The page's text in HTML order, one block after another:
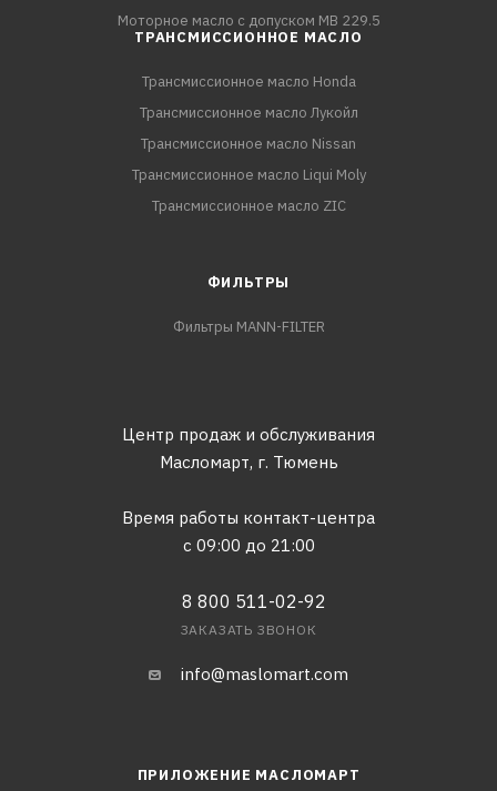
Моторное масло с допуском MB 229.5
ТРАНСМИССИОННОЕ МАСЛО
Трансмиссионное масло Honda
Трансмиссионное масло Лукойл
Трансмиссионное масло Nissan
Трансмиссионное масло Liqui Moly
Трансмиссионное масло ZIC
ФИЛЬТРЫ
Фильтры MANN-FILTER
Центр продаж и обслуживания
Масломарт, г. Тюмень
Время работы контакт-центра
с 09:00 до 21:00
8 800 511-02-92
ЗАКАЗАТЬ ЗВОНОК
info@maslomart.com
ПРИЛОЖЕНИЕ МАСЛОМАРТ